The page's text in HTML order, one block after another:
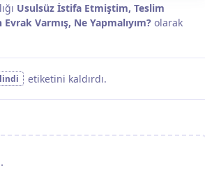
Usulsüz İstifa Etmiştim, Teslim
Varmış, Ne Yapmalıyım? olarak
etiketini kaldırdı.